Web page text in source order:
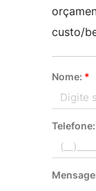
custo/
Nome: *
Telefone: